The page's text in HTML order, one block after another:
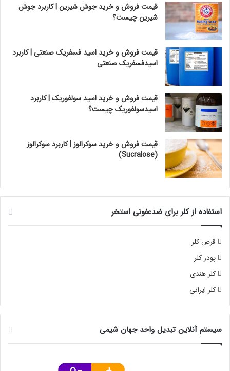
قیمت فروش و خرید جوش شیرین | کاربرد جوش
شیرین چیست؟
قیمت فروش و خرید اسید فسفریک صنعتی | کاربرد
اسیدفسفریک صنعتی
قیمت فروش و خرید اسید سولفوریک | کاربرد
اسیدسولفوریک چیست؟
قیمت فروش و خرید سوکرالوز | کاربرد سوکرالوز
(Sucralose)
استفاده از کلر برای ضدعفونی استخر
قرص کلر
پودر کلر
کلر هندی
کلر ایرانی
سیستم آنلاین تبدیل واحد جهان شیمی